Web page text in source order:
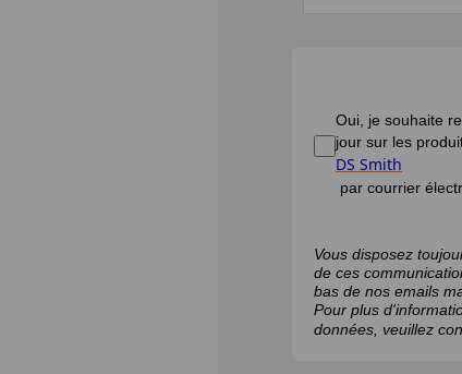
Oui, je souhaite
jour sur les
DS Smith
par courrier
Vous disposez
de ces
bas de nos emails
Pour plus
données, veuillez